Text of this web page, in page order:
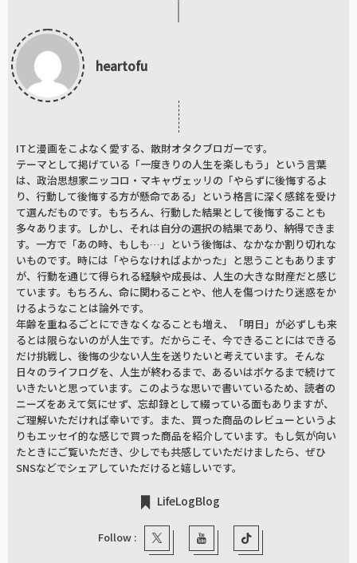
heartofu
ITと漫画をこよなく愛する、散財オタクブロガーです。
テーマとして掲げている「一度きりの人生を楽しもう」という言葉
は、政治思想家ニッコロ・マキャヴェッリの「やらずに後悔するよ
り、行動して後悔する方が懸命である」という格言に深く感銘を受け
て選んだものです。もちろん、行動した結果として後悔することも
多々あります。しかし、それは自分の選択の結果であり、納得できま
す。一方で「あの時、もしも…」という後悔は、なかなか割り切れな
いものです。時には「やらなければよかった」と思うこともあります
が、行動を通じて得られる経験や成長は、人生の大きな財産だと感じ
ています。もちろん、命に関わることや、他人を傷つけたり迷惑をか
けるようなことは論外です。
年齢を重ねるごとにできなくなることも増え、「明日」が必ずしも来
るとは限らないのが人生です。だからこそ、今できることにはできる
だけ挑戦し、後悔の少ない人生を送りたいと考えています。そんな
日々のライフログを、人生が終わるまで、あるいはボケるまで続けて
いきたいと思っています。このような思いで書いているため、読者の
ニーズをあえて気にせず、忘却録として綴っている面もありますが、
ご理解いただければ幸いです。また、買った商品のレビューというよ
りもエッセイ的な感じで買った商品を紹介しています。もし気が向い
たときにご覧いただき、少しでも共感していただけましたら、ぜひ
SNSなどでシェアしていただけると嬉しいです。
LifeLogBlog
Follow :